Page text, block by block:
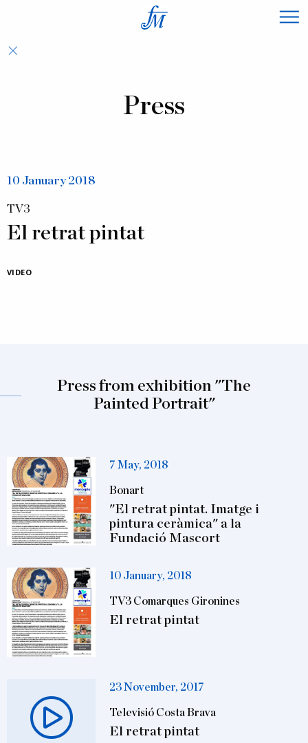
×
Press
10 January 2018
TV3
El retrat pintat
VIDEO
Press from exhibition "The
Painted Portrait"
7 May, 2018
Bonart
"El retrat pintat. Imatge i
pintura ceràmica" a la
Fundació Mascort
10 January, 2018
TV3 Comarques Gironines
El retrat pintat
23 November, 2017
Televisió Costa Brava
El retrat pintat